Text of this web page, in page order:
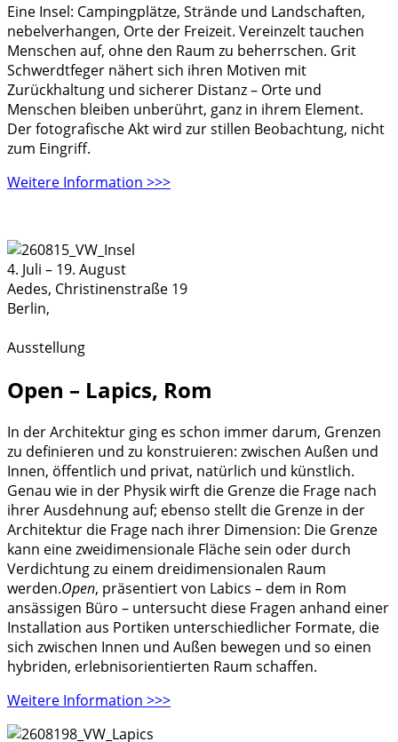
Eine Insel: Campingplätze, Strände und Landschaften,
nebelverhangen, Orte der Freizeit. Vereinzelt tauchen
Menschen auf, ohne den Raum zu beherrschen. Grit
Schwerdtfeger nähert sich ihren Motiven mit
Zurückhaltung und sicherer Distanz – Orte und
Menschen bleiben unberührt, ganz in ihrem Element.
Der fotografische Akt wird zur stillen Beobachtung, nicht
zum Eingriff.
Weitere Information >>>
4. Juli – 19. August
Aedes, Christinenstraße 19
Berlin,
Ausstellung
Open – Lapics, Rom
In der Architektur ging es schon immer darum, Grenzen
zu definieren und zu konstruieren: zwischen Außen und
Innen, öffentlich und privat, natürlich und künstlich.
Genau wie in der Physik wirft die Grenze die Frage nach
ihrer Ausdehnung auf; ebenso stellt die Grenze in der
Architektur die Frage nach ihrer Dimension: Die Grenze
kann eine zweidimensionale Fläche sein oder durch
Verdichtung zu einem dreidimensionalen Raum
werden.Open, präsentiert von Labics – dem in Rom
ansässigen Büro – untersucht diese Fragen anhand einer
Installation aus Portiken unterschiedlicher Formate, die
sich zwischen Innen und Außen bewegen und so einen
hybriden, erlebnisorientierten Raum schaffen.
Weitere Information >>>